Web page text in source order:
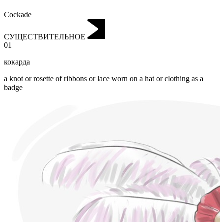
Cockade
СУЩЕСТВИТЕЛЬНОЕ
01
кокарда
a knot or rosette of ribbons or lace worn on a hat or clothing as a
badge